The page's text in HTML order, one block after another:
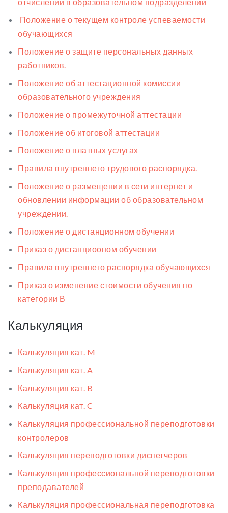
Положение о текущем контроле успеваемости
обучающихся
Положение о защите персональных данных
работников.
Положение об аттестационной комиссии
образовательного учреждения
Положение о промежуточной аттестации
Положение об итоговой аттестации
Положение о платных услугах
Правила внутреннего трудового распорядка.
Положение о размещении в сети интернет и
обновлении информации об образовательном
учреждении.
Положение о дистанционном обучении
Приказ о дистанциооном обучении
Правила внутреннего распорядка обучающихся
Приказ о изменение стоимости обучения по
категории В
Калькуляция
Калькуляция кат. M
Калькуляция кат. A
Калькуляция кат. B
Калькуляция кат. C
Калькуляция профессиональной переподготовки
контролеров
Калькуляция переподготовки диспетчеров
Калькуляция профессиональной переподготовки
преподавателей
Калькуляция профессиональная переподготовка